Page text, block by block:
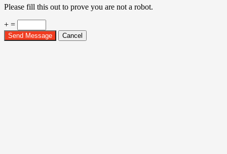
Please fill this out to prove you are not a robot.
+ =
Send Message Cancel